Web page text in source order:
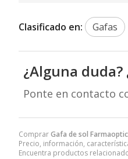
ComprarGafa de sol
Precio, información,
Encuentra productos
Clasificado en: Gafas
¿Alguna
Ponte en contacto